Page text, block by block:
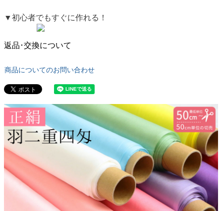
▼初心者でもすぐに作れる！
返品･交換について
商品についてのお問い合わせ